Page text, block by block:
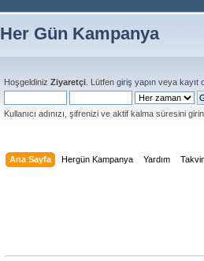
Her Gün Kampanya
Hoşgeldiniz Ziyaretçi . Lütfen giriş yapın veya kayıt
Kullanıcı adınızı, şifrenizi ve aktif kalma süresini
Ana Sayfa Hergün Kampanya Yardım